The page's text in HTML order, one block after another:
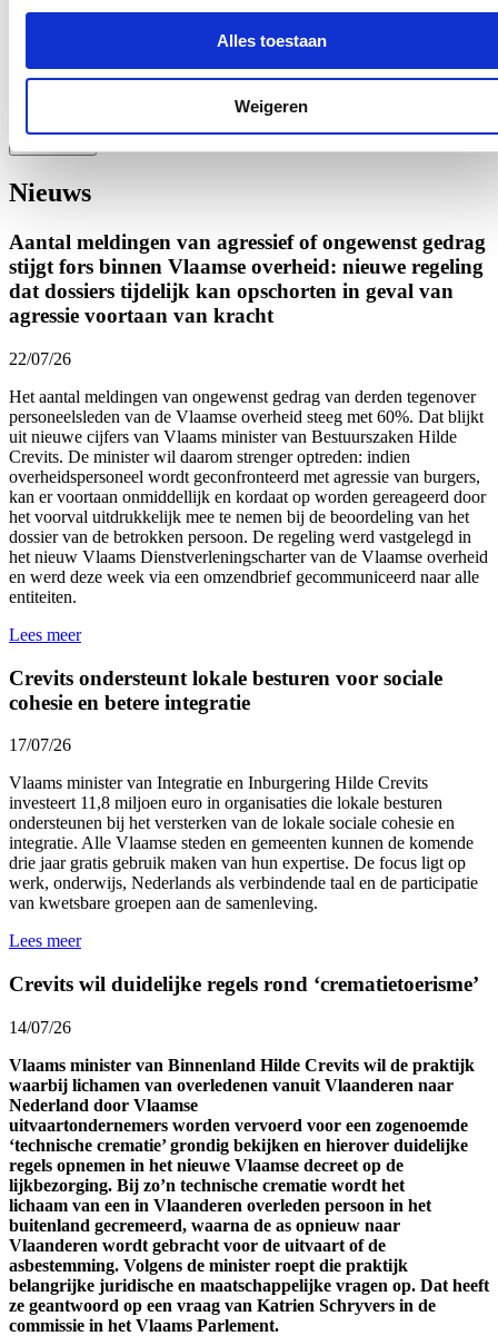
Alles toestaan
Weigeren
Ja, ik wens de nieuwsbrief van Hilde Crevits te ontvangen op
bovenstaand mailadres*
om de privacyvoorwaarden te raadplegen
Nieuws
Aantal meldingen van agressief of ongewenst gedrag
stijgt fors binnen Vlaamse overheid: nieuwe regeling
dat dossiers tijdelijk kan opschorten in geval van
agressie voortaan van kracht
22/07/26
Het aantal meldingen van ongewenst gedrag van derden tegenover
personeelsleden van de Vlaamse overheid steeg met 60%. Dat blijkt
uit nieuwe cijfers van Vlaams minister van Bestuurszaken Hilde
Crevits. De minister wil daarom strenger optreden: indien
overheidspersoneel wordt geconfronteerd met agressie van burgers,
kan er voortaan onmiddellijk en kordaat op worden gereageerd door
het voorval uitdrukkelijk mee te nemen bij de beoordeling van het
dossier van de betrokken persoon. De regeling werd vastgelegd in
het nieuw Vlaams Dienstverleningscharter van de Vlaamse overheid
en werd deze week via een omzendbrief gecommuniceerd naar alle
entiteiten.
Lees meer
Crevits ondersteunt lokale besturen voor sociale
cohesie en betere integratie
17/07/26
Vlaams minister van Integratie en Inburgering Hilde Crevits
investeert 11,8 miljoen euro in organisaties die lokale besturen
ondersteunen bij het versterken van de lokale sociale cohesie en
integratie. Alle Vlaamse steden en gemeenten kunnen de komende
drie jaar gratis gebruik maken van hun expertise. De focus ligt op
werk, onderwijs, Nederlands als verbindende taal en de participatie
van kwetsbare groepen aan de samenleving.
Lees meer
Crevits wil duidelijke regels rond ‘crematietoerisme’
14/07/26
Vlaams minister van Binnenland Hilde Crevits wil de praktijk
waarbij lichamen van overledenen vanuit Vlaanderen naar
Nederland door Vlaamse
uitvaartondernemers worden vervoerd voor een zogenoemde
‘technische crematie’ grondig bekijken en hierover duidelijke
regels opnemen in het nieuwe Vlaamse decreet op de
lijkbezorging. Bij zo’n technische crematie wordt het
lichaam van een in Vlaanderen overleden persoon in het
buitenland gecremeerd, waarna de as opnieuw naar
Vlaanderen wordt gebracht voor de uitvaart of de
asbestemming. Volgens de minister roept die praktijk
belangrijke juridische en maatschappelijke vragen op. Dat heeft
ze geantwoord op een vraag van Katrien Schryvers in de
commissie in het Vlaams Parlement.